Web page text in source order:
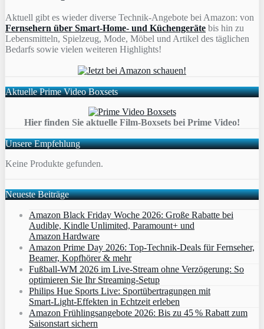
Aktuell gibt es wieder diverse Technik-Angebote bei Amazon: von
Fernsehern über Smart-Home- und Küchengeräte bis hin zu
Lebensmitteln, Spielzeug, Mode, Möbel und Artikel des täglichen
Bedarfs sowie vielen weiteren Highlights!
Aktuelle Prime Video Boxsets
Hier finden Sie aktuelle Film-Boxsets bei Prime Video!
Unsere Empfehlung
Keine Produkte gefunden.
Neueste Beiträge
Amazon Black Friday Woche 2026: Große Rabatte bei
Audible, Kindle Unlimited, Paramount+ und
Amazon Hardware
Amazon Prime Day 2026: Top-Technik-Deals für Fernseher,
Beamer, Kopfhörer & mehr
Fußball-WM 2026 im Live-Stream ohne Verzögerung: So
optimieren Sie Ihr Streaming-Setup
Philips Hue Sports Live: Sportübertragungen mit
Smart‑Light‑Effekten in Echtzeit erleben
Amazon Frühlingsangebote 2026: Bis zu 45 % Rabatt zum
Saisonstart sichern